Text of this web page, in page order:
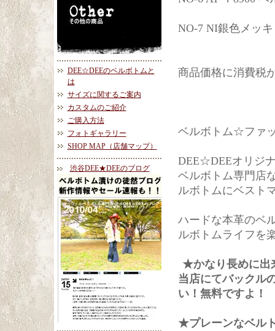
DEE☆DEEのベルボトムと
は
サイズに関するご案内
カスタムのご紹介
ご購入方法
フォトギャラリー
SHOP MAP（店舗マップ）
渋谷DEE★DEEのブログ
NO-7 NI銀色メッ
商品価格に消費税
ベルボトム☆ファ
DEE☆DEEオリジ
ベルボトム専門店
ルボトムにベスト
ハードな本革のベ
ルボトムライフを
★かなり長めに
当店にてバックル
い！無料ですよ！
★プレーンなベル